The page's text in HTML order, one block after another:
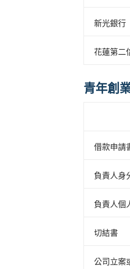
新光銀行
花蓮第二
青年創
借款申請
負責人身
負責人個
切結書
公司立案